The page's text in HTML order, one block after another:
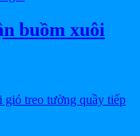
buồm xuôi